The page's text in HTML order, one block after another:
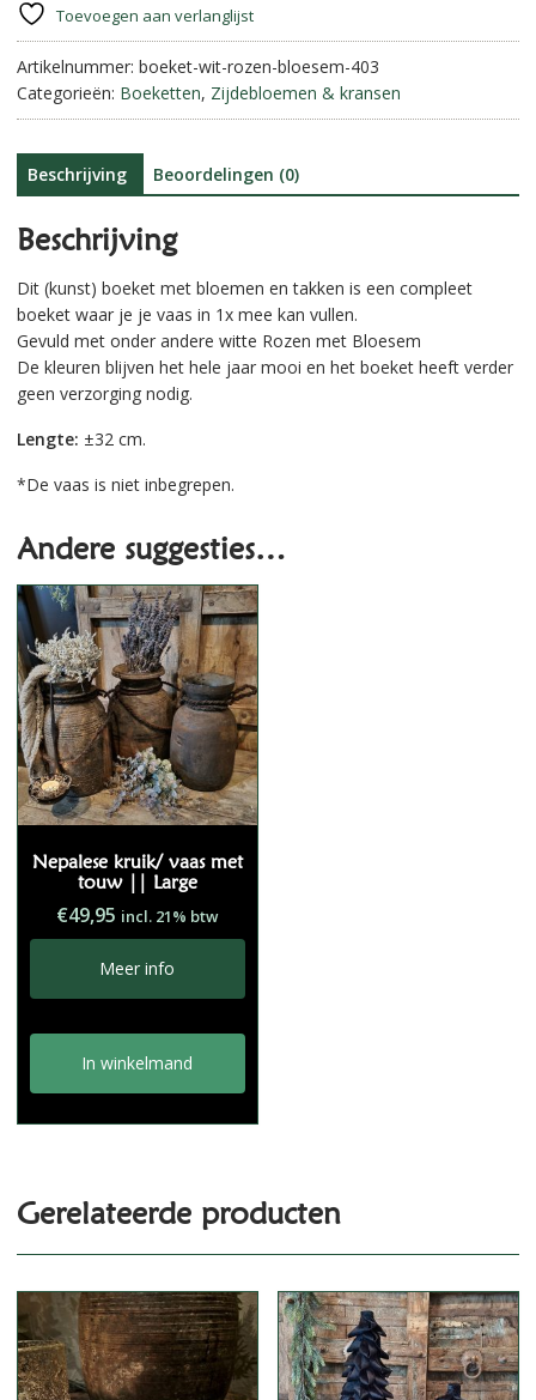
Rozen
met
Bloesem.
aantal
n
a
t
i
:
Toevoegen aan verlanglijst
Artikelnummer: boeket-wit-rozen-bloesem-403
Categorieën: Boeketten, Zijdebloemen & kransen
Beschrijving Beoordelingen (0)
Beschrijving
Dit (kunst) boeket met bloemen en takken is een compleet
boeket waar je je vaas in 1x mee kan vullen.
Gevuld met onder andere witte Rozen met Bloesem
De kleuren blijven het hele jaar mooi en het boeket heeft verder
geen verzorging nodig.
Lengte: ±32 cm.
*De vaas is niet inbegrepen.
Andere suggesties…
Nepalese kruik/ vaas met
touw || Large
€49,95 incl. 21% btw
Meer info
In winkelmand
Gerelateerde producten